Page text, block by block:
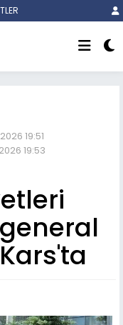
19:51
19:53